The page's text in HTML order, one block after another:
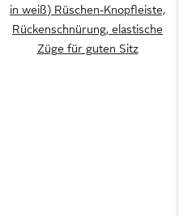
in weiß) Rüschen-Knopfleiste,
Rückenschnürung, elastische
Züge für guten Sitz